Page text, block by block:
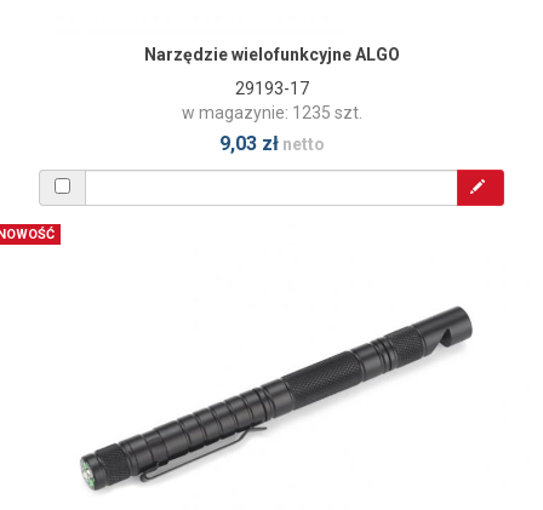
Narzędzie wielofunkcyjne ALGO
29193-17
w magazynie: 1235 szt.
9,03 złnetto